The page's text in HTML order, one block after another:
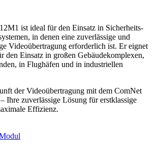
ist ideal für den Einsatz in Sicherheits-
in denen eine zuverlässige und
Videoübertragung erforderlich ist. Er eignet
den Einsatz in großen Gebäudekomplexen,
in Flughäfen und in industriellen
der Videoübertragung mit dem ComNet
Ihre zuverlässige Lösung für erstklassige
Effizienz.